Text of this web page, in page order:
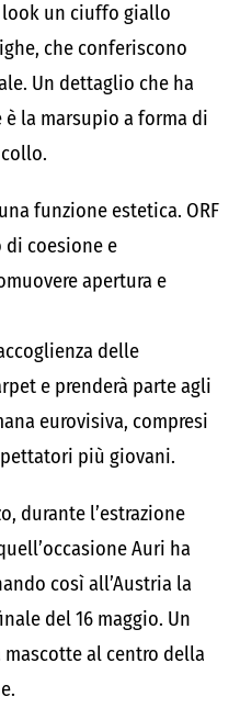
look un ciuffo giallo
che conferiscono
Un dettaglio che ha
la marsupio a forma di
funzione estetica. ORF
di coesione e
apertura e
delle
e prenderà parte agli
eurovisiva, compresi
più giovani.
durante l’estrazione
Auri ha
così all’Austria la
del 16 maggio. Un
al centro della